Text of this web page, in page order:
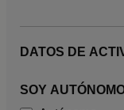
DATOS DE
SOY